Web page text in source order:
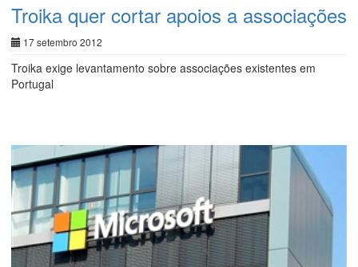
Troika quer cortar apoios a associações
17 setembro 2012
Troika exige levantamento sobre associações existentes em
Portugal